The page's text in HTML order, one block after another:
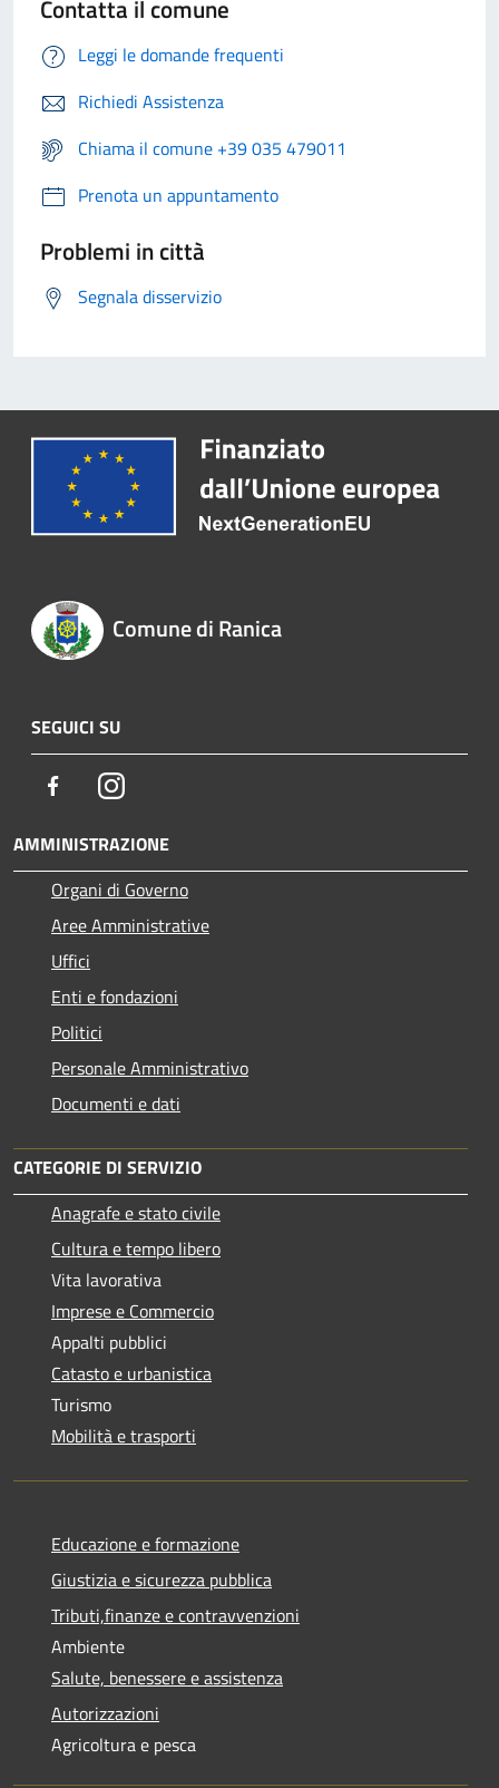
Contatta il comune
Leggi le domande frequenti
Richiedi Assistenza
Chiama il comune +39 035 479011
Prenota un appuntamento
Problemi in città
Segnala disservizio
Comune di Ranica
SEGUICI SU
FacebookInstagram
AMMINISTRAZIONE
Organi di Governo
Aree Amministrative
Uffici
Enti e fondazioni
Politici
Personale Amministrativo
Documenti e dati
CATEGORIE DI SERVIZIO
Anagrafe e stato civile
Cultura e tempo libero
Vita lavorativa
Imprese e Commercio
Appalti pubblici
Catasto e urbanistica
Turismo
Mobilità e trasporti
Educazione e formazione
Giustizia e sicurezza pubblica
Tributi,finanze e contravvenzioni
Ambiente
Salute, benessere e assistenza
Autorizzazioni
Agricoltura e pesca